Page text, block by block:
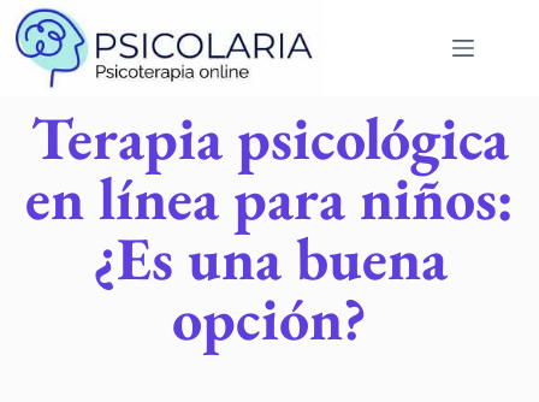
Terapia psicológica
en línea para niños:
¿Es una buena
opción?